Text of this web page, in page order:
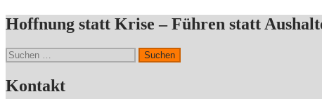
Hoffnung statt Krise – Führen statt
Suchen
nach:
Kontakt